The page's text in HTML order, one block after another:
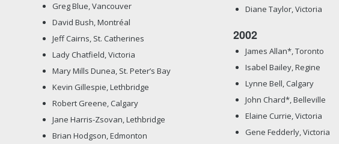
Greg Blue, Vancouver
David Bush, Montréal
Jeff Cairns, St. Catherines
Lady Chatfield, Victoria
Mary Mills Dunea, St. Peter’s Bay
Kevin Gillespie, Lethbridge
Robert Greene, Calgary
Jane Harris-Zsovan, Lethbridge
Brian Hodgson, Edmonton
Diane Taylor, Victoria
2002
James Allan*, Toronto
Isabel Bailey, Regine
Lynne Bell, Calgary
John Chard*, Belleville
Elaine Currie, Victoria
Gene Fedderly, Victoria